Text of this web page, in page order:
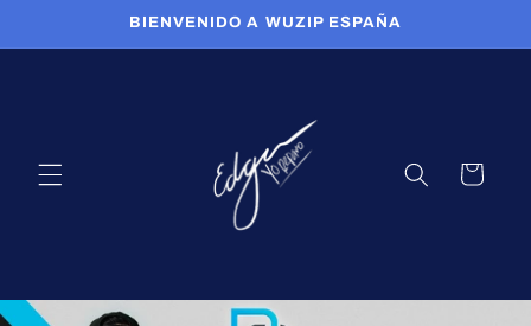
directamente
al contenido
BIENVENIDO A WUZIP ESPAÑA
Carrito